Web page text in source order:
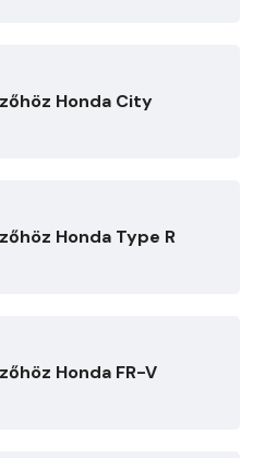
Honda City
Honda Type R
Honda FR-V